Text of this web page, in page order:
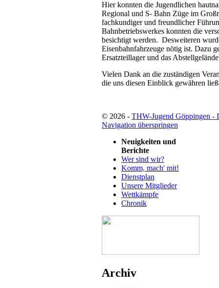
Hier konnten die Jugendlichen
Regional und S- Bahn Züge im
fachkundiger und freundlicher
Bahnbetriebswerkes konnten die
besichtigt werden. Desweiteren
Eisenbahnfahrzeuge nötig ist. Dazu
Ersatzteillager und das
Vielen Dank an die zuständigen
die uns diesen Einblick gewähren
© 2026 - THW-Jugend Göppingen -
Navigation überspringen
Neuigkeiten und
Berichte
Wer sind wir?
Komm, mach' mit!
Dienstplan
Unsere Mitglieder
Wettkämpfe
Chronik
Archiv